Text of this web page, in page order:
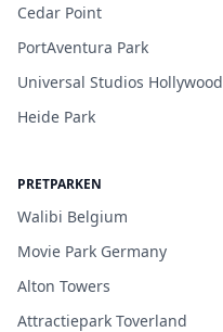
Cedar Point
PortAventura Park
Universal Studios Hollywood
Heide Park
PRETPARKEN
Walibi Belgium
Movie Park Germany
Alton Towers
Attractiepark Toverland